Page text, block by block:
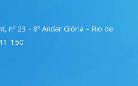
nº 23 - 8º Andar Glória – Rio de
150